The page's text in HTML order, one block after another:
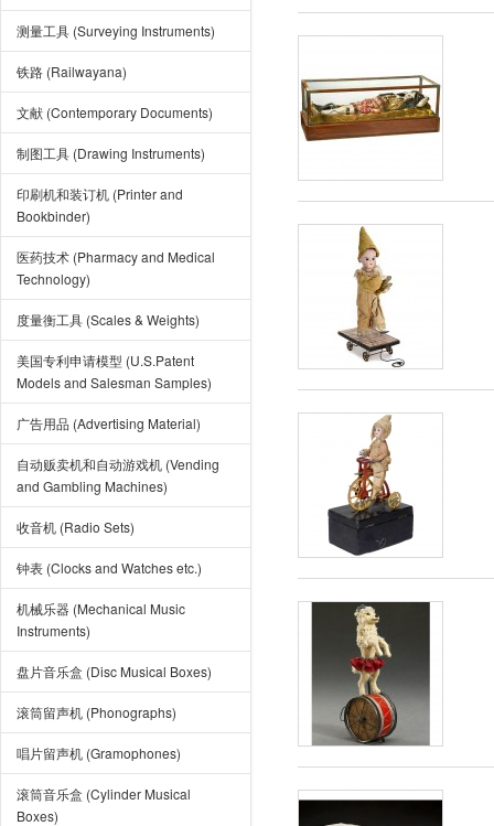
测量工具 (Surveying Instruments)
铁路 (Railwayana)
文献 (Contemporary Documents)
制图工具 (Drawing Instruments)
印刷机和装订机 (Printer and
Bookbinder)
医药技术 (Pharmacy and Medical
Technology)
度量衡工具 (Scales & Weights)
美国专利申请模型 (U.S.Patent
Models and Salesman Samples)
广告用品 (Advertising Material)
自动贩卖机和自动游戏机 (Vending
and Gambling Machines)
收音机 (Radio Sets)
钟表 (Clocks and Watches etc.)
机械乐器 (Mechanical Music
Instruments)
盘片音乐盒 (Disc Musical Boxes)
滚筒留声机 (Phonographs)
唱片留声机 (Gramophones)
滚筒音乐盒 (Cylinder Musical
Boxes)